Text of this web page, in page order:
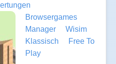
Browsergames
Manager
Wisim
Klassisch
Free To
Play